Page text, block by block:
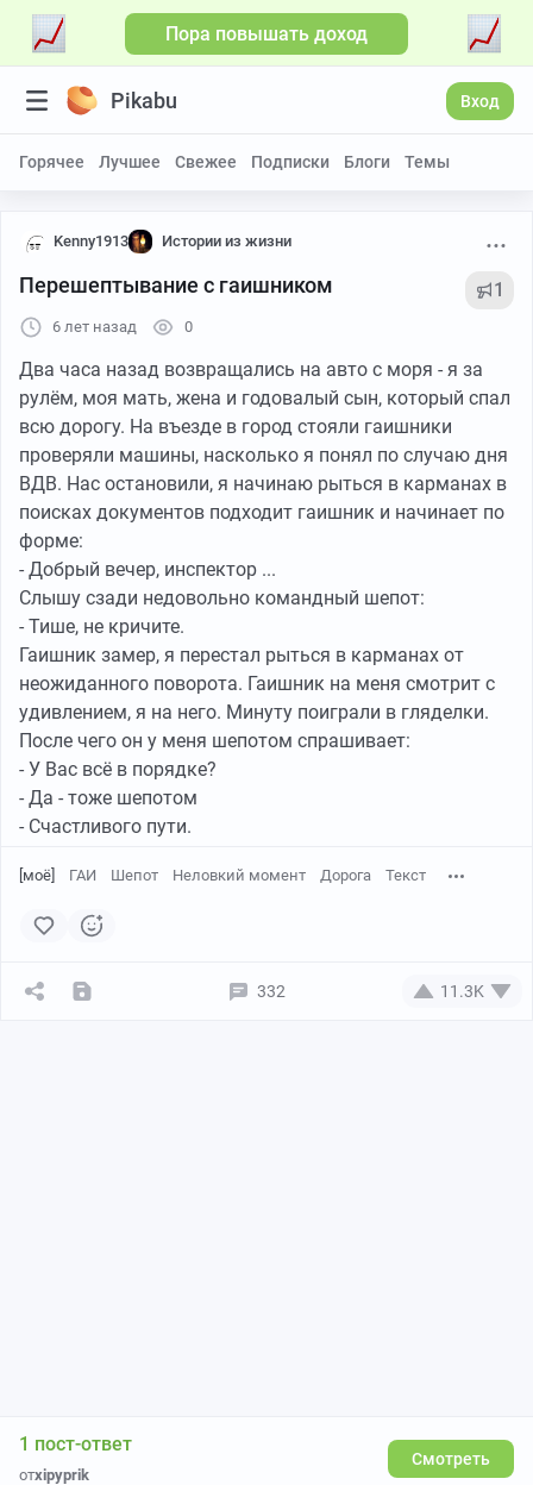
Пора повышать доход
Pikabu Вход
Горячее Лучшее Свежее Подписки Блоги Темы
Kenny1913 Истории из жизни
Перешептывание с гаишником 1
6 лет назад 0
Два часа назад возвращались на авто с моря - я за
рулём, моя мать, жена и годовалый сын, который спал
всю дорогу. На въезде в город стояли гаишники
проверяли машины, насколько я понял по случаю дня
ВДВ. Нас остановили, я начинаю рыться в карманах в
поисках документов подходит гаишник и начинает по
форме:
- Добрый вечер, инспектор ...
Слышу сзади недовольно командный шепот:
- Тише, не кричите.
Гаишник замер, я перестал рыться в карманах от
неожиданного поворота. Гаишник на меня смотрит с
удивлением, я на него. Минуту поиграли в гляделки.
После чего он у меня шепотом спрашивает:
- У Вас всё в порядке?
- Да - тоже шепотом
- Счастливого пути.
[моё] ГАИ Шепот Неловкий момент Дорога Текст
332 11.3K
1 пост-ответ
отxipyprik
Смотреть